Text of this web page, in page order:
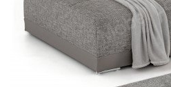
0%
Finanzierung